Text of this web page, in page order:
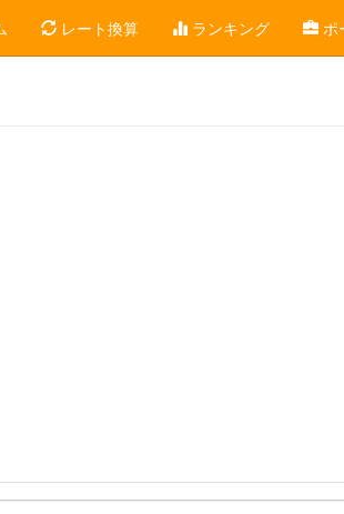
レート換算 ランキング ポ